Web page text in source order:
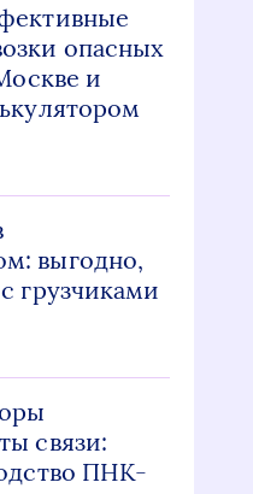
опасных
и
выгодно,
грузчиками
связи:
ПНК-